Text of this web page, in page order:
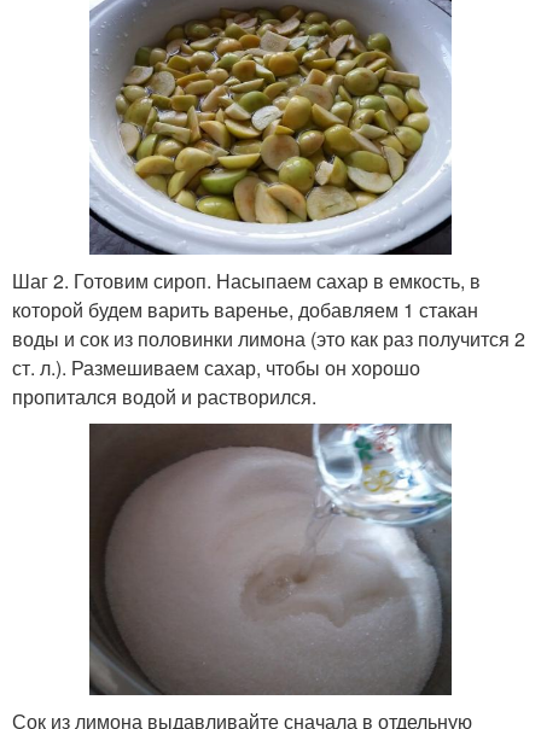
Шаг 2. Готовим сироп. Насыпаем сахар в емкость, в
которой будем варить варенье, добавляем 1 стакан
воды и сок из половинки лимона (это как раз получится 2
ст. л.). Размешиваем сахар, чтобы он хорошо
пропитался водой и растворился.
Сок из лимона выдавливайте сначала в отдельную